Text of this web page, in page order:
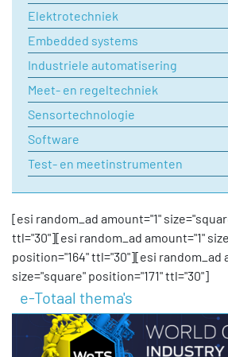
Uw vraag
Elektrotechniek
Embedded systems
Industriele automatisering
Meet- en regeltechniek
Sensortechnologie
Software
Test- en meetinstrumenten
[esi random_ad amount="1"
ttl="30"][esi random_ad amount="1"
position="164" ttl="30"][esi random_ad
size="square" position="171" ttl="30"]
e-Totaal thema's